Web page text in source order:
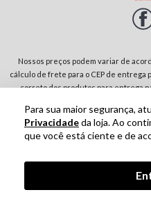
Para sua maior segurança,
Privacidadeda loja. Ao
que você está ciente e de
Nossos preços podem variar de
cálculo de frete para o CEP de
correto dos produtos para entrega
no carrinho de compras. Rodovia SP-
13874-243-São João da Boa